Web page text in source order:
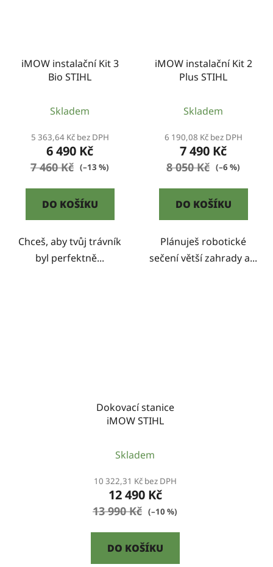
iMOW instalační Kit 3
Bio STIHL
Skladem
5 363,64 Kč bez DPH
6 490 Kč
7 460 Kč (–13 %)
DO KOŠÍKU
Chceš, aby tvůj trávník
byl perfektně...
iMOW instalační Kit 2
Plus STIHL
Skladem
6 190,08 Kč bez DPH
7 490 Kč
8 050 Kč (–6 %)
DO KOŠÍKU
Plánuješ robotické
sečení větší zahrady a...
Dokovací stanice
iMOW STIHL
Skladem
10 322,31 Kč bez DPH
12 490 Kč
13 990 Kč (–10 %)
DO KOŠÍKU